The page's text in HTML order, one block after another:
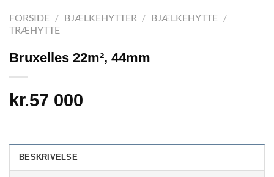
FORSIDE / BJÆLKEHYTTER / BJÆLKEHYTTE /
TRÆHYTTE
Bruxelles 22m², 44mm
kr.57 000
BESKRIVELSE